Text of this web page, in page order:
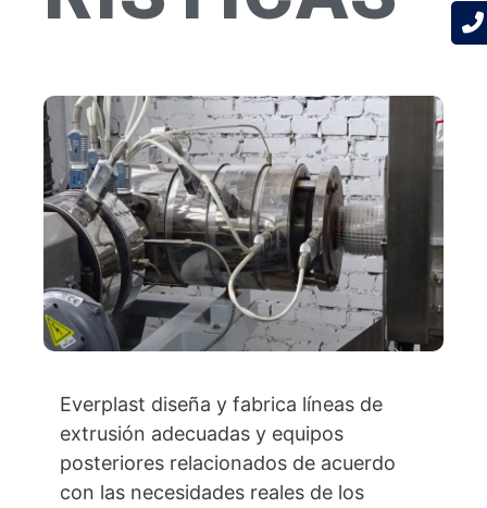
Everplast diseña y fabrica líneas de
extrusión adecuadas y equipos
posteriores relacionados de acuerdo
con las necesidades reales de los